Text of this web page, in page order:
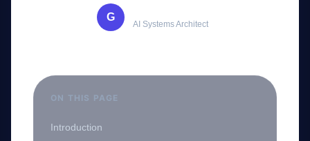
G
AI Systems Architect
ON THIS PAGE
Introduction